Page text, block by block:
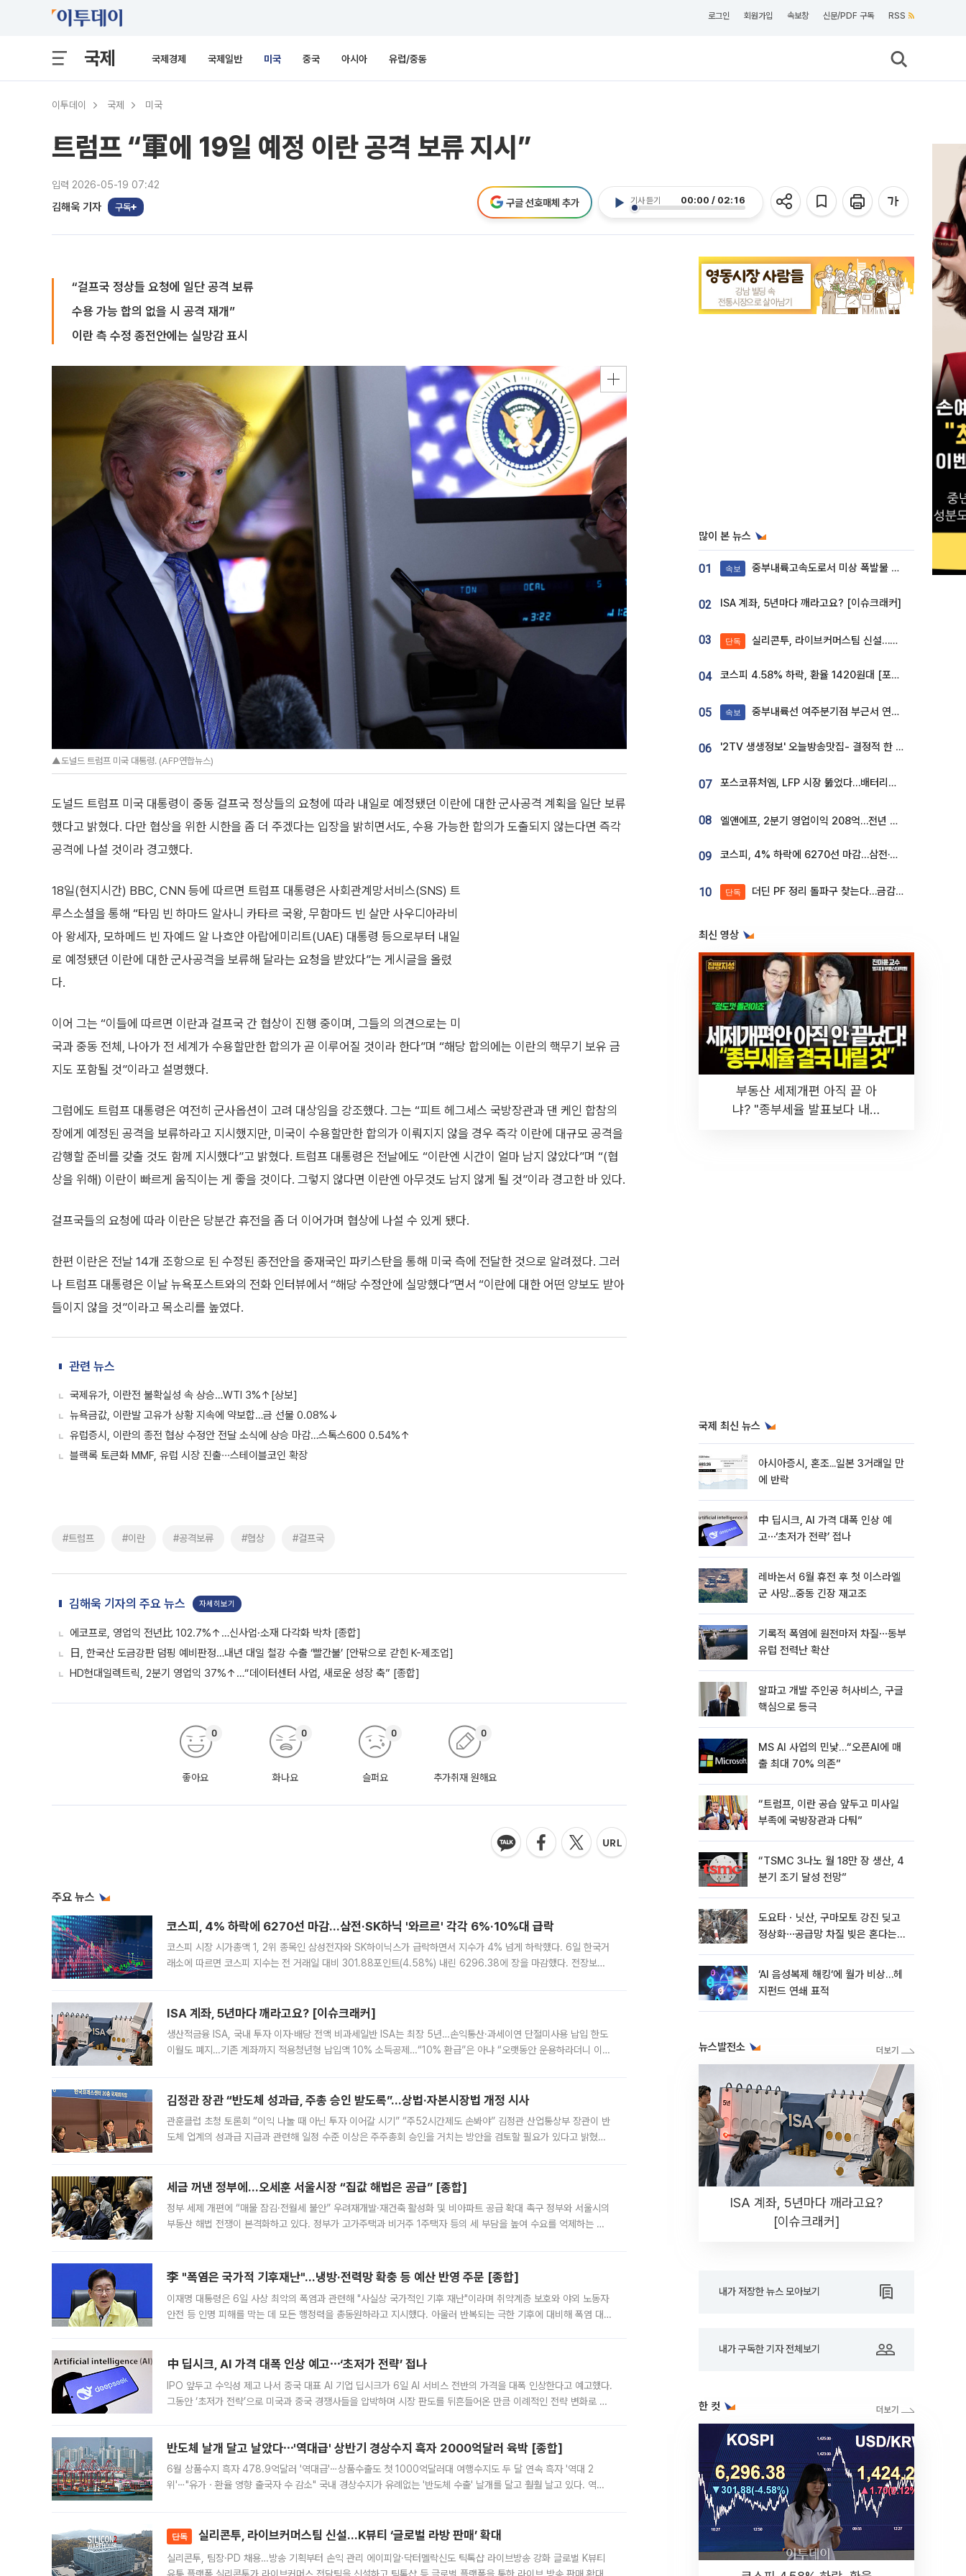
로그인 회원가입 속보창 신문/PDF 구독 RSS
국제 국제경제 국제일반 미국 중국 아시아 유럽/중동
이투데이 국제 미국
트럼프 “軍에 19일 예정 이란 공격 보류 지시”
입력 2026-05-19 07:42
김해욱 기자 구독
기사 듣기 00:00 / 02:16
구글 선호매체 추가
“걸프국 정상들 요청에 일단 공격 보류
수용 가능 합의 없을 시 공격 재개”
이란 측 수정 종전안에는 실망감 표시
▲도널드 트럼프 미국 대통령. (AFP연합뉴스)
도널드 트럼프 미국 대통령이 중동 걸프국 정상들의 요청에 따라 내일로 예정됐던 이란에 대한 군사공격 계획을 일단 보류
했다고 밝혔다. 다만 협상을 위한 시한을 좀 더 주겠다는 입장을 밝히면서도, 수용 가능한 합의가 도출되지 않는다면 즉각
공격에 나설 것이라 경고했다.
18일(현지시간) BBC, CNN 등에 따르면 트럼프 대통령은 사회관계망서비스(SNS) 트
루스소셜을 통해 “타밈 빈 하마드 알사니 카타르 국왕, 무함마드 빈 살만 사우디아라비
아 왕세자, 모하메드 빈 자예드 알 나흐얀 아랍에미리트(UAE) 대통령 등으로부터 내일
로 예정됐던 이란에 대한 군사공격을 보류해 달라는 요청을 받았다”는 게시글을 올렸
다.
이어 그는 “이들에 따르면 이란과 걸프국 간 협상이 진행 중이며, 그들의 의견으로는 미
국과 중동 전체, 나아가 전 세계가 수용할만한 합의가 곧 이루어질 것이라 한다”며 “해당 합의에는 이란의 핵무기 보유 금
지도 포함될 것”이라고 설명했다.
그럼에도 트럼프 대통령은 여전히 군사옵션이 고려 대상임을 강조했다. 그는 “피트 헤그세스 국방장관과 댄 케인 합참의
장에게 예정된 공격을 보류하라고 지시했지만, 미국이 수용할만한 합의가 이뤄지지 않을 경우 즉각 이란에 대규모 공격을
감행할 준비를 갖출 것도 함께 지시했다”고 밝혔다. 트럼프 대통령은 전날에도 “이란엔 시간이 얼마 남지 않았다”며 “(협
상을 위해) 이란이 빠르게 움직이는 게 좋을 것이다. 그렇지 않다면 이란엔 아무것도 남지 않게 될 것”이라 경고한 바 있다.
걸프국들의 요청에 따라 이란은 당분간 휴전을 좀 더 이어가며 협상에 나설 수 있게 됐다.
한편 이란은 전날 14개 조항으로 된 수정된 종전안을 중재국인 파키스탄을 통해 미국 측에 전달한 것으로 알려졌다. 그러
나 트럼프 대통령은 이날 뉴욕포스트와의 전화 인터뷰에서 “해당 수정안에 실망했다”면서 “이란에 대한 어떤 양보도 받아
들이지 않을 것”이라고 목소리를 높였다.
관련 뉴스
국제유가, 이란전 불확실성 속 상승…WTI 3%↑[상보]
뉴욕금값, 이란발 고유가 상황 지속에 약보합…금 선물 0.08%↓
유럽증시, 이란의 종전 협상 수정안 전달 소식에 상승 마감…스톡스600 0.54%↑
블랙록 토큰화 MMF, 유럽 시장 진출∙∙∙스테이블코인 확장
#트럼프 #이란 #공격보류 #협상 #걸프국
김해욱 기자의 주요 뉴스 자세히보기
에코프로, 영업익 전년比 102.7%↑…신사업·소재 다각화 박차 [종합]
日, 한국산 도금강판 덤핑 예비판정…내년 대일 철강 수출 ‘빨간불’ [안팎으로 갇힌 K-제조업]
HD현대일렉트릭, 2분기 영업익 37%↑…“데이터센터 사업, 새로운 성장 축” [종합]
좋아요
0
화나요
0
슬퍼요
0
추가취재 원해요
0
주요 뉴스
코스피, 4% 하락에 6270선 마감…삼전·SK하닉 '와르르' 각각 6%·10%대 급락
코스피 시장 시가총액 1, 2위 종목인 삼성전자와 SK하이닉스가 급락하면서 지수가 4% 넘게 하락했다. 6일 한국거
래소에 따르면 코스피 지수는 전 거래일 대비 301.88포인트(4.58%) 내린 6296.38에 장을 마감했다. 전장보다
ISA 계좌, 5년마다 깨라고요? [이슈크래커]
생산적금융 ISA, 국내 투자 이자·배당 전액 비과세일반 ISA는 최장 5년…손익통산·과세이연 단절미사용 납입 한도
이월도 폐지…기존 계좌까지 적용청년형 납입액 10% 소득공제…“10% 환급”은 아냐 “오랫동안 운용하라더니 이제
김정관 장관 “반도체 성과급, 주총 승인 받도록”…상법·자본시장법 개정 시사
관훈클럽 초청 토론회 “이익 나눌 때 아닌 투자 이어갈 시기” “주52시간제도 손봐야” 김정관 산업통상부 장관이 반
도체 업계의 성과급 지급과 관련해 일정 수준 이상은 주주총회 승인을 거치는 방안을 검토할 필요가 있다고 밝혔다.
세금 꺼낸 정부에…오세훈 서울시장 “집값 해법은 공급” [종합]
정부 세제 개편에 “매물 잠김·전월세 불안” 우려재개발·재건축 활성화 및 비아파트 공급 확대 촉구 정부와 서울시의
부동산 해법 전쟁이 본격화하고 있다. 정부가 고가주택과 비거주 1주택자 등의 세 부담을 높여 수요를 억제하는 카
李 "폭염은 국가적 기후재난"…냉방·전력망 확충 등 예산 반영 주문 [종합]
이재명 대통령은 6일 사상 최악의 폭염과 관련해 "사실상 국가적인 기후 재난"이라며 취약계층 보호와 야외 노동자
안전 등 인명 피해를 막는 데 모든 행정력을 총동원하라고 지시했다. 아울러 반복되는 극한 기후에 대비해 폭염 대응
中 딥시크, AI 가격 대폭 인상 예고⋯‘초저가 전략’ 접나
IPO 앞두고 수익성 제고 나서 중국 대표 AI 기업 딥시크가 6일 AI 서비스 전반의 가격을 대폭 인상한다고 예고했다.
그동안 ‘초저가 전략’으로 미국과 중국 경쟁사들을 압박하며 시장 판도를 뒤흔들어온 만큼 이례적인 전략 변화로 평
반도체 날개 달고 날았다⋯'역대급' 상반기 경상수지 흑자 2000억달러 육박 [종합]
6월 상품수지 흑자 478.9억달러 '역대급'⋯상품수출도 첫 1000억달러대 여행수지도 두 달 연속 흑자 '역대 2
위'⋯"유가ㆍ환율 영향 출국자 수 감소" 국내 경상수지가 유례없는 '반도체 수출' 날개를 달고 훨훨 날고 있다. 역대
단독 실리콘투, 라이브커머스팀 신설…K뷰티 ‘글로벌 라방 판매’ 확대
실리콘투, 팀장·PD 채용…방송 기획부터 손익 관리 에이피알·닥터멜락신도 틱톡샵 라이브방송 강화 글로벌 K뷰티
유통 플랫폼 실리콘투가 라이브커머스 전담팀을 신설하고 틱톡샵 등 글로벌 플랫폼을 통한 라이브 방송 판매 확대에
많이 본 뉴스
01 속보 중부내륙고속도로서 미상 폭발물 발견
02 ISA 계좌, 5년마다 깨라고요? [이슈크래커]
03 단독 실리콘투, 라이브커머스팀 신설…K뷰티 ‘글로벌 판매망’ 확대[K뷰티 라방戰]
04 코스피 4.58% 하락, 환율 1420원대 [포토]
05 속보 중부내륙선 여주분기점 부근서 연이은 추돌사고 발생
06 '2TV 생생정보' 오늘방송맛집- 결정적 한 수, 3종 메밀면! 메밀 소바 맛집 '의○○○○'
07 포스코퓨처엠, LFP 시장 뚫었다…배터리사와 대규모 장기 공급 합의
08 엘앤에프, 2분기 영업이익 208억…전년 比 흑자전환
09 코스피, 4% 하락에 6270선 마감…삼전·SK하닉 '와르르' 각각 6%·10%대 급락
10 단독 더딘 PF 정리 돌파구 찾는다…금감원, 1년 반 만에 매각설명회 재개
최신 영상
부동산 세제개편 아직 끝 아
냐? "종부세율 발표보다 내릴
국제 최신 뉴스
아시아증시, 혼조...일본 3거래일 만
에 반락
中 딥시크, AI 가격 대폭 인상 예
고⋯‘초저가 전략’ 접나
레바논서 6월 휴전 후 첫 이스라엘
군 사망...중동 긴장 재고조
기록적 폭염에 원전마저 차질⋯동부
유럽 전력난 확산
알파고 개발 주인공 허사비스, 구글
핵심으로 등극
MS AI 사업의 민낯…“오픈AI에 매
출 최대 70% 의존”
“트럼프, 이란 공습 앞두고 미사일
부족에 국방장관과 다퉈”
“TSMC 3나노 월 18만 장 생산, 4
분기 조기 달성 전망”
도요타ㆍ닛산, 구마모토 강진 딪고
정상화⋯공급망 차질 빚은 혼다는
‘AI 음성복제 해킹‘에 월가 비상…헤
지펀드 연쇄 표적
뉴스발전소
ISA 계좌, 5년마다 깨라고요?
[이슈크래커]
내가 저장한 뉴스 모아보기
내가 구독한 기자 전체보기
한 컷